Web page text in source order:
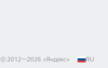
© 2012—2026 «Яндекс» RU